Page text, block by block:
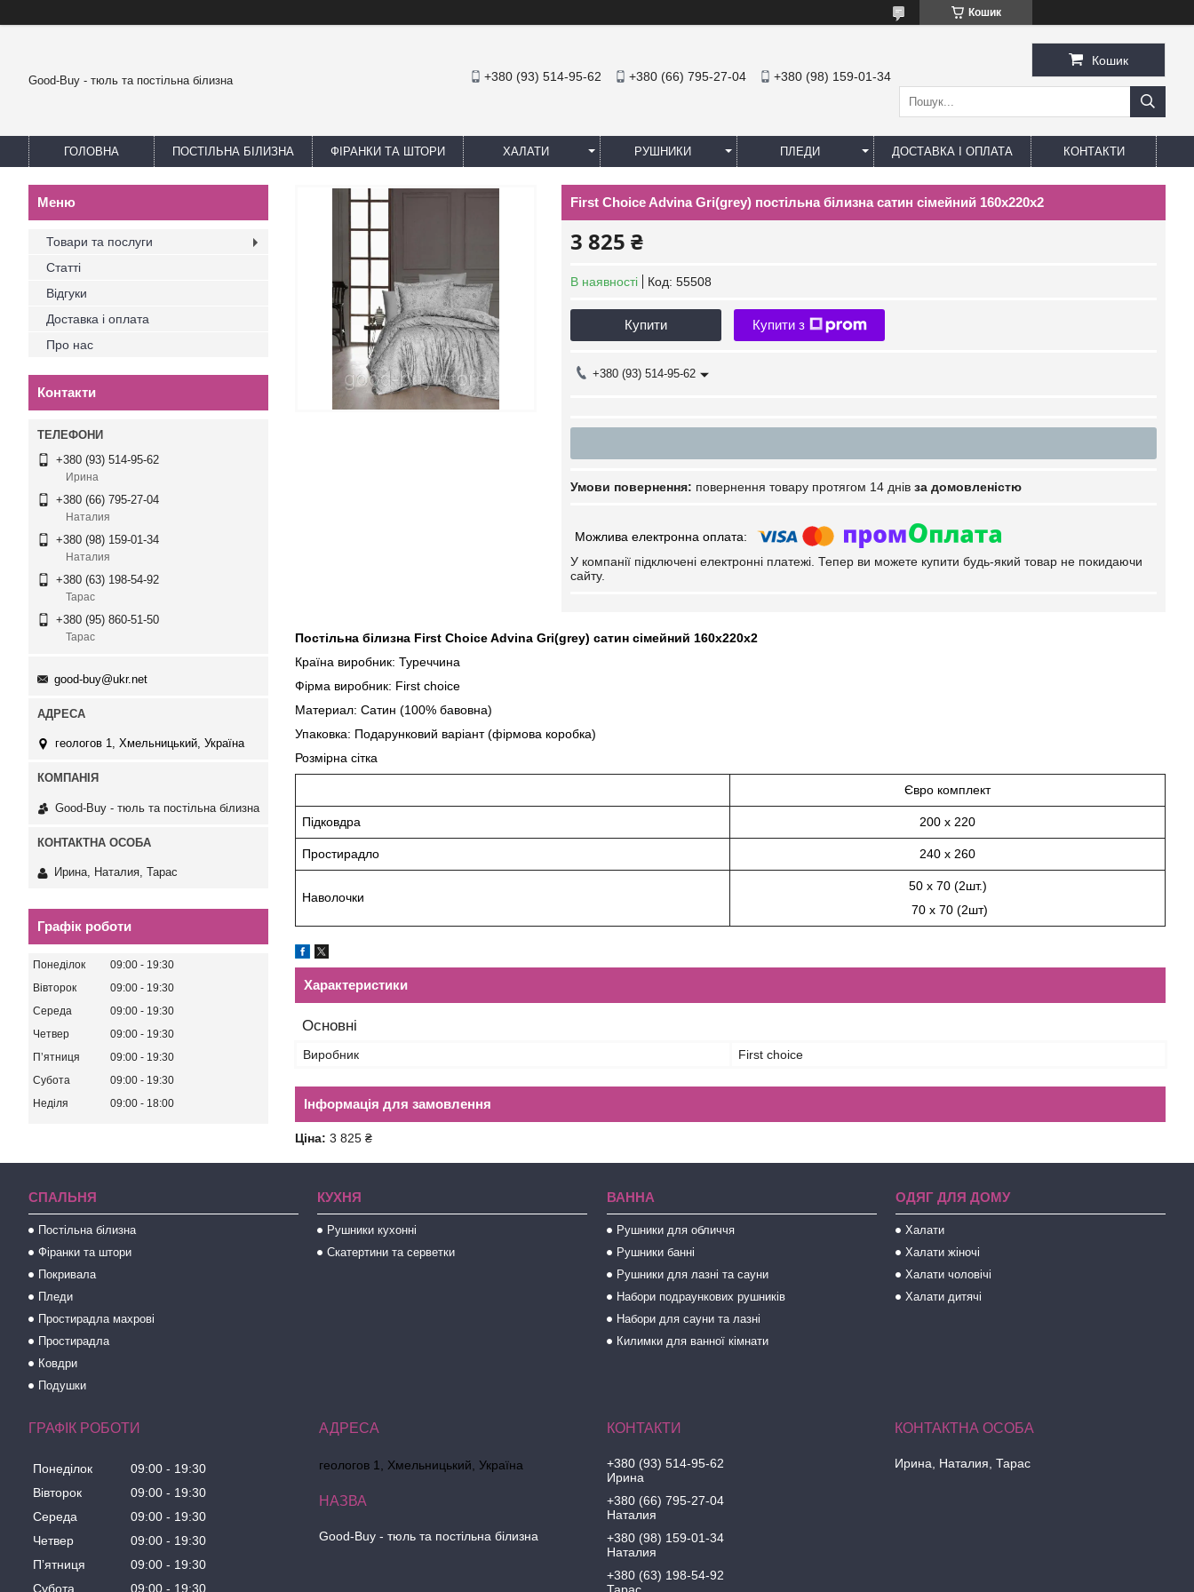
Кошик
Good-Buy - тюль та постільна білизна +380 (93) 514-95-62 +380 (66) 795-27-04 +380 (98) 159-01-34
Кошик
ГОЛОВНА ПОСТІЛЬНА БІЛИЗНА ФІРАНКИ ТА ШТОРИ ХАЛАТИ РУШНИКИ ПЛЕДИ ДОСТАВКА І ОПЛАТА КОНТАКТИ
First Choice Advina Gri(grey) постільна білизна сатин сімейний 160х220х2
3 825 ₴
В наявності Код: 55508
Купити Купити з
+380 (93) 514-95-62
повернення товару протягом 14 днів за домовленістю
У компанії підключені електронні платежі. Тепер ви можете купити будь-який товар не покидаючи
сайту.
Постільна білизна First Choice Advina Gri(grey) сатин сімейний 160х220х2
Країна виробник: Туреччина
Фірма виробник: First choice
Материал: Сатин (100% бавовна)
Упаковка: Подарунковий варіант (фірмова коробка)
Розмірна сітка
Євро комплект
Підковдра 200 х 220
Простирадло 240 х 260
Наволочки
50 х 70 (2шт.)
70 х 70 (2шт)
Характеристики
Основні
Виробник First choice
Інформація для замовлення
Ціна: 3 825 ₴
Товари та послуги
Статті
Відгуки
Доставка і оплата
Про нас
Контакти
+380 (93) 514-95-62
Ирина
+380 (66) 795-27-04
Наталия
+380 (98) 159-01-34
Наталия
+380 (63) 198-54-92
Тарас
+380 (95) 860-51-50
Тарас
good-buy@ukr.net
геологов 1, Хмельницький, Україна
Good-Buy - тюль та постільна білизна
Ирина, Наталия, Тарас
Графік роботи
Понеділок 09:00
19:30
Вівторок
09:00
19:30
Середа
09:00
19:30
Четвер
09:00
19:30
Пʼятниця
09:00
19:30
Субота
09:00
19:30
Неділя
09:00 18:00
СПАЛЬНЯ
Постільна білизна
Фіранки та штори
Покривала
Пледи
Простирадла махрові
Простирадла
Ковдри
Подушки
КУХНЯ
Рушники кухонні
Скатертини та серветки
ВАННА
Рушники для обличчя
Рушники банні
Рушники для лазні та сауни
Набори подраункових рушників
Набори для сауни та лазні
Килимки для ванної кімнати
ОДЯГ ДЛЯ ДОМУ
Халати
Халати жіночі
Халати чоловічі
Халати дитячі
ГРАФІК РОБОТИ
Понеділок 09:00
19:30
Вівторок
09:00
19:30
Середа
09:00
19:30
Четвер
09:00
19:30
Пʼятниця
09:00
19:30
Субота
09:00 19:30
геологов 1, Хмельницький, Україна
Good-Buy - тюль та постільна білизна
+380 (93) 514-95-62
Ирина
+380 (66) 795-27-04
Наталия
+380 (98) 159-01-34
Наталия
+380 (63) 198-54-92
Ирина, Наталия, Тарас